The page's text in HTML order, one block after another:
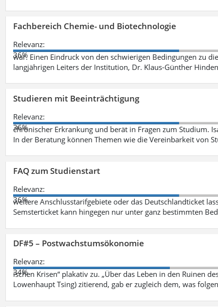
Fachbereich Chemie- und Biotechnologie
Relevanz:
36%
war. Einen Eindruck von den schwierigen Bedingungen zu
langjährigen Leiters der Institution, Dr. Klaus-Günther
Studieren mit Beeinträchtigung
Relevanz:
36%
chronischer Erkrankung und berät in Fragen zum Studium.
In der Beratung können Themen wie die Vereinbarkeit von
FAQ zum Studienstart
Relevanz:
36%
weitere Anschlusstarifgebiete oder das Deutschlandticket
Semsterticket kann hingegen nur unter ganz bestimmten
DF#5 – Postwachstumsökonomie
Relevanz:
34%
ischen Krisen“ plakativ zu. „Über das Leben in den Ruinen
Lowenhaupt Tsing) zitierend, gab er zugleich dem, was